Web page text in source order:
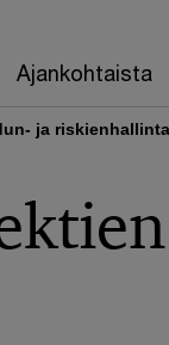
Ajankohtaista
ja riskienhallinta